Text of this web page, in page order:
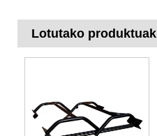
Lotutako produktuak